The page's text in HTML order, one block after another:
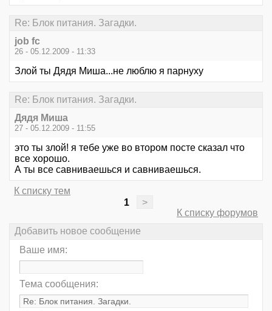
Re: Блок питания. Загадки.
job fc
26 - 05.12.2009 - 11:33
Злой ты Дядя Миша...не люблю я парнуху
Re: Блок питания. Загадки.
Дядя Миша
27 - 05.12.2009 - 11:55
это ты злой! я тебе уже во втором посте сказал что
все хорошо.
А ты все савниваешься и савниваешься.
К списку тем
1
>
К списку форумов
Добавить новое сообщение
Ваше имя:
Тема сообщения: